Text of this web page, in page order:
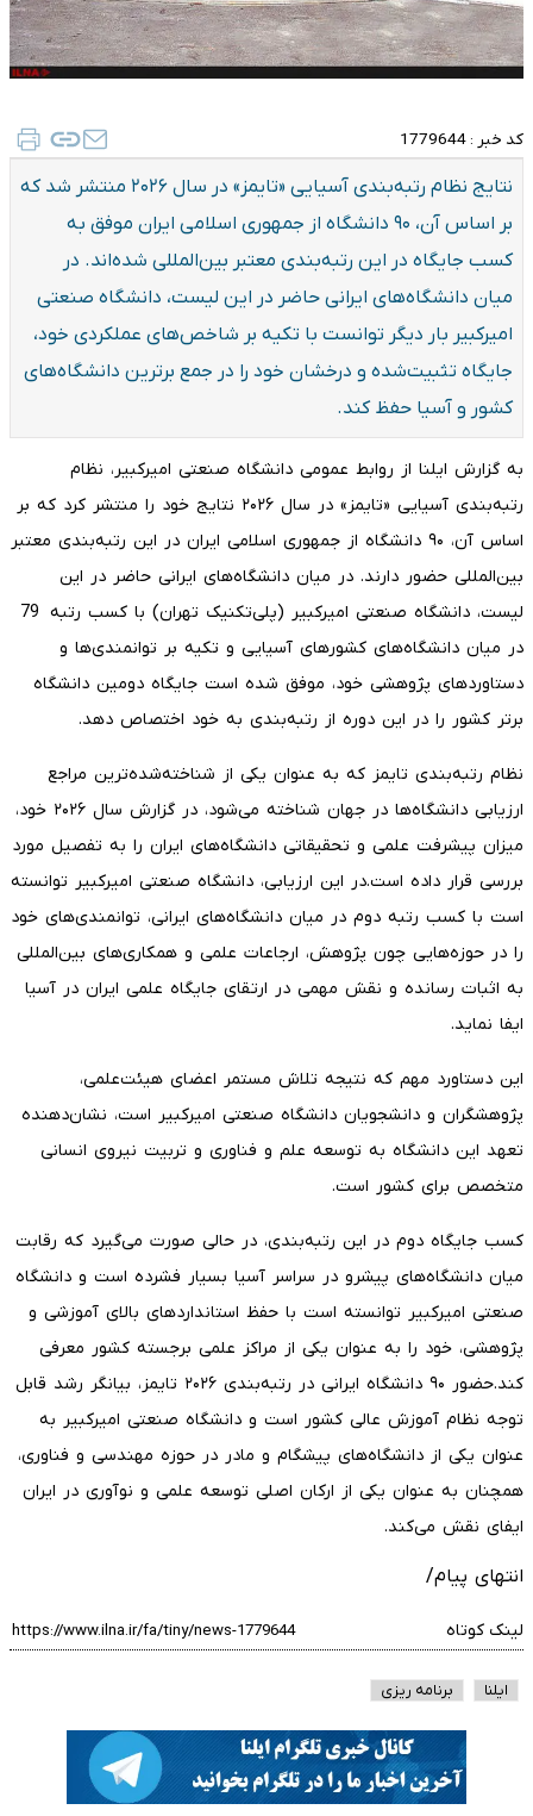
کد خبر : 1779644
نتایج نظام رتبه‌بندی آسیایی «تایمز» در سال ۲۰۲۶ منتشر شد که
بر اساس آن، ۹۰ دانشگاه از جمهوری اسلامی ایران موفق به
کسب جایگاه در این رتبه‌بندی معتبر بین‌المللی شده‌اند. در
میان دانشگاه‌های ایرانی حاضر در این لیست، دانشگاه صنعتی
امیرکبیر بار دیگر توانست با تکیه بر شاخص‌های عملکردی خود،
جایگاه تثبیت‌شده و درخشان خود را در جمع برترین دانشگاه‌های
کشور و آسیا حفظ کند.
به گزارش ایلنا از روابط عمومی دانشگاه صنعتی امیرکبیر، نظام
رتبه‌بندی آسیایی «تایمز» در سال ۲۰۲۶ نتایج خود را منتشر کرد که بر
اساس آن، ۹۰ دانشگاه از جمهوری اسلامی ایران در این رتبه‌بندی معتبر
بین‌المللی حضور دارند. در میان دانشگاه‌های ایرانی حاضر در این
لیست، دانشگاه صنعتی امیرکبیر (پلی‌تکنیک تهران) با کسب رتبه 79
در میان دانشگاه‌های کشورهای آسیایی و تکیه بر توانمندی‌ها و
دستاوردهای پژوهشی خود، موفق شده است جایگاه دومین دانشگاه
برتر کشور را در این دوره از رتبه‌بندی به خود اختصاص دهد.
نظام رتبه‌بندی تایمز که به عنوان یکی از شناخته‌شده‌ترین مراجع
ارزیابی دانشگاه‌ها در جهان شناخته می‌شود، در گزارش سال ۲۰۲۶ خود،
میزان پیشرفت علمی و تحقیقاتی دانشگاه‌های ایران را به تفصیل مورد
بررسی قرار داده است.در این ارزیابی، دانشگاه صنعتی امیرکبیر توانسته
است با کسب رتبه دوم در میان دانشگاه‌های ایرانی، توانمندی‌های خود
را در حوزه‌هایی چون پژوهش، ارجاعات علمی و همکاری‌های بین‌المللی
به اثبات رسانده و نقش مهمی در ارتقای جایگاه علمی ایران در آسیا
ایفا نماید.
این دستاورد مهم که نتیجه تلاش مستمر اعضای هیئت‌علمی،
پژوهشگران و دانشجویان دانشگاه صنعتی امیرکبیر است، نشان‌دهنده
تعهد این دانشگاه به توسعه علم و فناوری و تربیت نیروی انسانی
متخصص برای کشور است.
کسب جایگاه دوم در این رتبه‌بندی، در حالی صورت می‌گیرد که رقابت
میان دانشگاه‌های پیشرو در سراسر آسیا بسیار فشرده است و دانشگاه
صنعتی امیرکبیر توانسته است با حفظ استانداردهای بالای آموزشی و
پژوهشی، خود را به عنوان یکی از مراکز علمی برجسته کشور معرفی
کند.حضور ۹۰ دانشگاه ایرانی در رتبه‌بندی ۲۰۲۶ تایمز، بیانگر رشد قابل
توجه نظام آموزش عالی کشور است و دانشگاه صنعتی امیرکبیر به
عنوان یکی از دانشگاه‌های پیشگام و مادر در حوزه مهندسی و فناوری،
همچنان به عنوان یکی از ارکان اصلی توسعه علمی و نوآوری در ایران
ایفای نقش می‌کند.
انتهای پیام/
لینک کوتاه
ایلنا برنامه ریزی